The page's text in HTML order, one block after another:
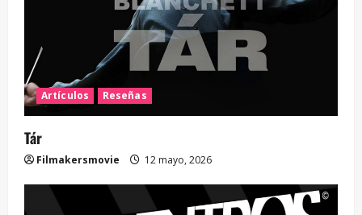
Artículos Reseñas
Tár
Filmakersmovie 12 mayo, 2026